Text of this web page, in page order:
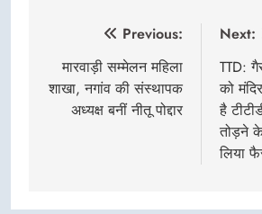
navigation
Previous:
मारवाड़ी सम्मेलन महिला
शाखा, नगांव की संस्थापक
अध्यक्ष बनीं नीतू पोद्दार
Next:
TTD:
को
है
तोड़ने
लिया